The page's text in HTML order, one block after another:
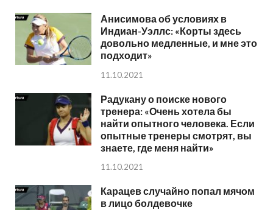
Анисимова об условиях в
Индиан-Уэллс: «Корты здесь
довольно медленные, и мне это
подходит»
11.10.2021
Радукану о поиске нового
тренера: «Очень хотела бы
найти опытного человека. Если
опытные тренеры смотрят, вы
знаете, где меня найти»
11.10.2021
Карацев случайно попал мячом
в лицо болдевочке